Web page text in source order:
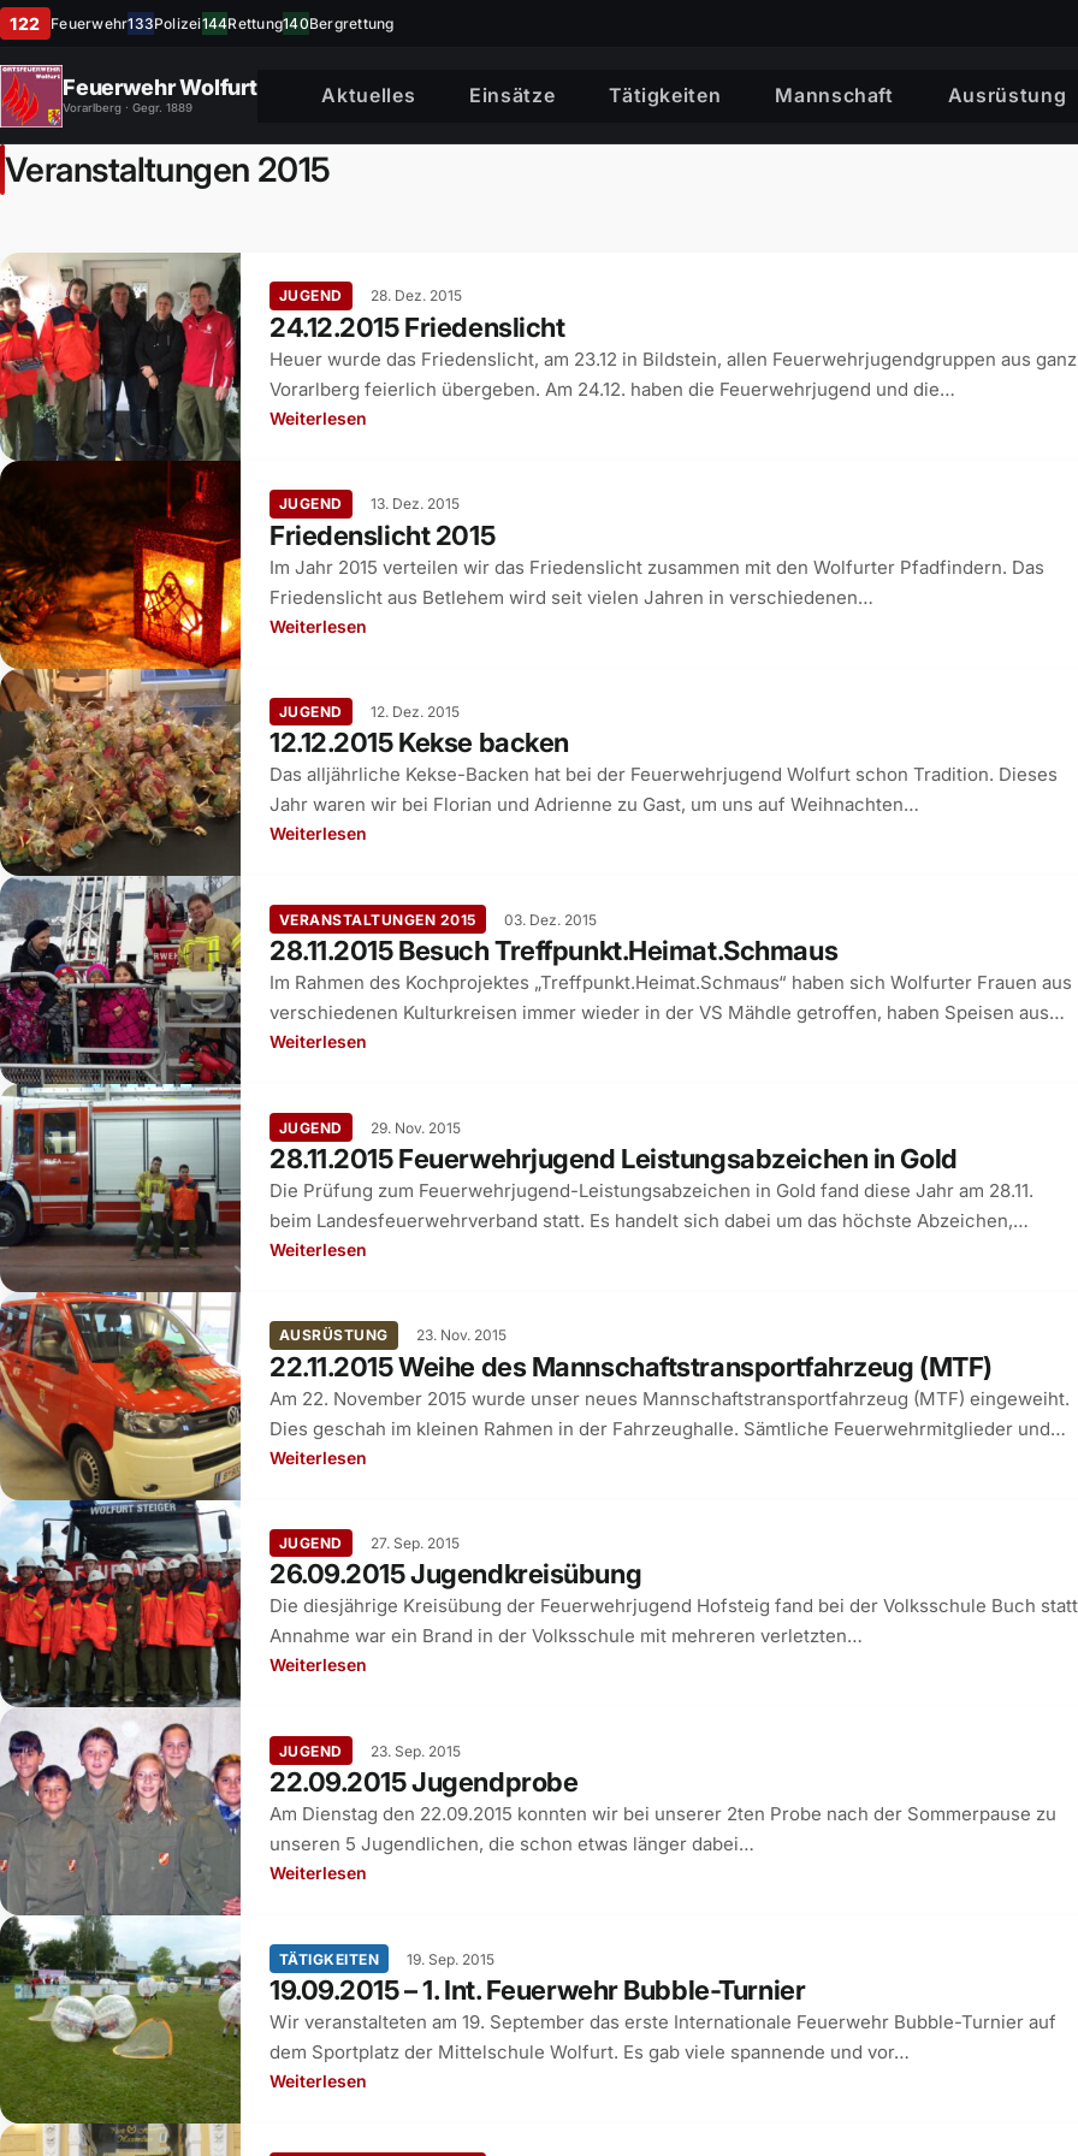
122 Feuerwehr133Polizei144Rettung140Bergrettung
Feuerwehr Wolfurt
Vorarlberg · Gegr. 1889
Aktuelles Einsätze Tätigkeiten Mannschaft Ausrüstung
Veranstaltungen 2015
JUGEND 28. Dez. 2015
24.12.2015 Friedenslicht
Heuer wurde das Friedenslicht, am 23.12 in Bildstein, allen Feuerwehrjugendgruppen aus ganz
Vorarlberg feierlich übergeben. Am 24.12. haben die Feuerwehrjugend und die…
Weiterlesen
JUGEND 13. Dez. 2015
Friedenslicht 2015
Im Jahr 2015 verteilen wir das Friedenslicht zusammen mit den Wolfurter Pfadfindern. Das
Friedenslicht aus Betlehem wird seit vielen Jahren in verschiedenen…
Weiterlesen
JUGEND 12. Dez. 2015
12.12.2015 Kekse backen
Das alljährliche Kekse-Backen hat bei der Feuerwehrjugend Wolfurt schon Tradition. Dieses
Jahr waren wir bei Florian und Adrienne zu Gast, um uns auf Weihnachten…
Weiterlesen
VERANSTALTUNGEN 2015 03. Dez. 2015
28.11.2015 Besuch Treffpunkt.Heimat.Schmaus
Im Rahmen des Kochprojektes „Treffpunkt.Heimat.Schmaus“ haben sich Wolfurter Frauen aus
verschiedenen Kulturkreisen immer wieder in der VS Mähdle getroffen, haben Speisen aus…
Weiterlesen
JUGEND 29. Nov. 2015
28.11.2015 Feuerwehrjugend Leistungsabzeichen in Gold
Die Prüfung zum Feuerwehrjugend-Leistungsabzeichen in Gold fand diese Jahr am 28.11.
beim Landesfeuerwehrverband statt. Es handelt sich dabei um das höchste Abzeichen,
welches…
Weiterlesen
AUSRÜSTUNG 23. Nov. 2015
22.11.2015 Weihe des Mannschaftstransportfahrzeug (MTF)
Am 22. November 2015 wurde unser neues Mannschaftstransportfahrzeug (MTF) eingeweiht.
Dies geschah im kleinen Rahmen in der Fahrzeughalle. Sämtliche Feuerwehrmitglieder und
deren Familien, waren…
Weiterlesen
JUGEND 27. Sep. 2015
26.09.2015 Jugendkreisübung
Die diesjährige Kreisübung der Feuerwehrjugend Hofsteig fand bei der Volksschule Buch
Annahme war ein Brand in der Volksschule mit mehreren verletzten…
Weiterlesen
JUGEND 23. Sep. 2015
22.09.2015 Jugendprobe
Am Dienstag den 22.09.2015 konnten wir bei unserer 2ten Probe nach der Sommerpause zu
unseren 5 Jugendlichen, die schon etwas länger dabei…
Weiterlesen
TÄTIGKEITEN 19. Sep. 2015
19.09.2015 – 1. Int. Feuerwehr Bubble-Turnier
Wir veranstalteten am 19. September das erste Internationale Feuerwehr Bubble-Turnier auf
dem Sportplatz der Mittelschule Wolfurt. Es gab viele spannende und vor…
Weiterlesen